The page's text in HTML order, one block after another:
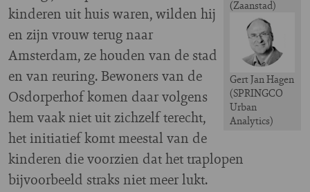
(Zaanstad)
Image
Gert Jan Hagen
(SPRINGCO
Urban
Analytics)
kinderen uit huis waren, wilden hij
en zijn vrouw terug naar
Amsterdam, ze houden van de stad
en van reuring. Bewoners van de
Osdorperhof komen daar volgens
hem vaak niet uit zichzelf terecht,
het initiatief komt meestal van de
kinderen die voorzien dat het traplopen
bijvoorbeeld straks niet meer lukt.